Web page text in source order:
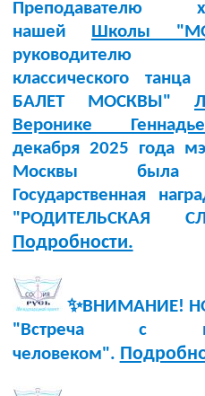
Преподавателю
нашей Школы
классического
БАЛЕТ МОСКВЫ"
Веронике
декабря 2025 года
Москвы была
Государственная
"РОДИТЕЛЬСКАЯ
Подробности.
✨ВНИМАНИЕ!
"Встреча с
человеком".